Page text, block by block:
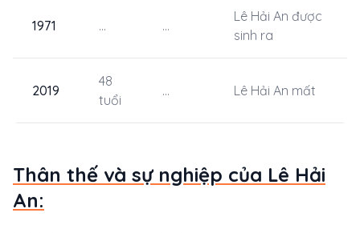
1971 ... ...
Lê Hải An được
sinh ra
2019
48
tuổi
... Lê Hải An mất
Thân thế và sự nghiệp của Lê Hải
An: